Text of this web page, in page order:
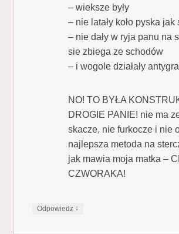
– wieksze były
– nie latały koło pyska jak
– nie dały w ryja panu na
sie zbiega ze schodów
– i wogole działały
NO! TO BYŁA
DROGIE PANIE! nie ma
skacze, nie furkocze i nie
najlepsza metoda na
jak mawia moja matka –
CZWORAKA!
Odpowiedz ↓